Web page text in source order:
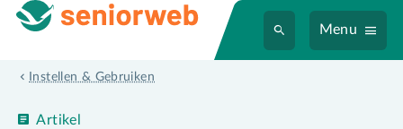
Menu
Instellen & Gebruiken
Artikel